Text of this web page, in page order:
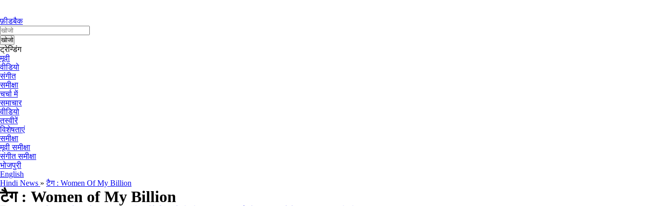
फ़ीडबैक
ट्रेन्डिंग
मूवी
वीडियो
संगीत
समीक्षा
चर्चा में
समाचार
वीडियो
तस्वीरें
विशेषताएं
समीक्षा
मूवी समीक्षा
संगीत समीक्षा
भोजपुरी
English
Hindi News »टैग : Women Of My Billion
टैग : Women of My Billion